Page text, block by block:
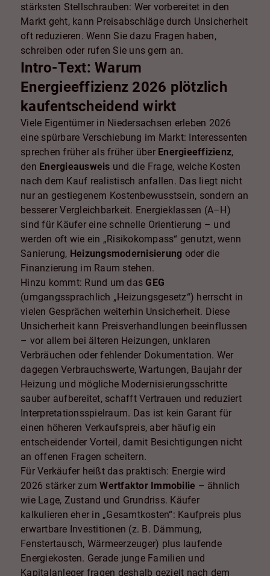
stärksten Stellschrauben: Wer vorbereitet in den
Markt geht, kann Preisabschläge durch Unsicherheit
oft reduzieren. Wenn Sie dazu Fragen haben,
schreiben oder rufen Sie uns gern an.
Intro-Text: Warum
Energieeffizienz 2026 plötzlich
kaufentscheidend wirkt
Viele Eigentümer in Niedersachsen erleben 2026
eine spürbare Verschiebung im Markt: Interessenten
sprechen früher als früher über Energieeffizienz,
den Energieausweis und die Frage, welche Kosten
nach dem Kauf realistisch anfallen. Das liegt nicht
nur an gestiegenem Kostenbewusstsein, sondern an
besserer Vergleichbarkeit. Energieklassen (A–H)
sind für Käufer eine schnelle Orientierung – und
werden oft wie ein „Risikokompass“ genutzt, wenn
Sanierung, Heizungsmodernisierung oder die
Finanzierung im Raum stehen.
Hinzu kommt: Rund um dasGEG
(umgangssprachlich „Heizungsgesetz“) herrscht in
vielen Gesprächen weiterhin Unsicherheit. Diese
Unsicherheit kann Preisverhandlungen beeinflussen
– vor allem bei älteren Heizungen, unklaren
Verbräuchen oder fehlender Dokumentation. Wer
dagegen Verbrauchswerte, Wartungen, Baujahr der
Heizung und mögliche Modernisierungsschritte
sauber aufbereitet, schafft Vertrauen und reduziert
Interpretationsspielraum. Das ist kein Garant für
einen höheren Verkaufspreis, aber häufig ein
entscheidender Vorteil, damit Besichtigungen nicht
an offenen Fragen scheitern.
Für Verkäufer heißt das praktisch: Energie wird
2026 stärker zumWertfaktor Immobilie – ähnlich
wie Lage, Zustand und Grundriss. Käufer
kalkulieren eher in „Gesamtkosten“: Kaufpreis plus
erwartbare Investitionen (z. B. Dämmung,
Fenstertausch, Wärmeerzeuger) plus laufende
Energiekosten. Gerade junge Familien und
Kapitalanleger fragen deshalb gezielt nach dem